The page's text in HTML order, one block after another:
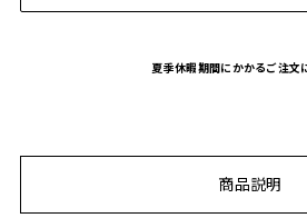
夏季休暇期間にかかるご注文
商品説明